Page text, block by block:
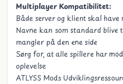
Multiplayer Kompatibilitet:
Både server og klient skal
Navne kan som standard blive
mangler på den ene side
Sørg for, at alle spillere har
oplevelse
ATLYSS Mods